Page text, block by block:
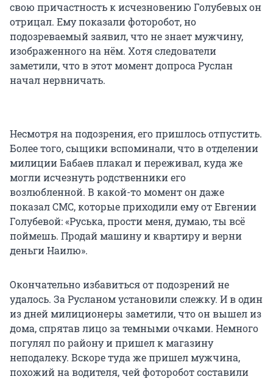
свою причастность к исчезновению Голубевых он
отрицал. Ему показали фоторобот, но
подозреваемый заявил, что не знает мужчину,
изображенного на нём. Хотя следователи
заметили, что в этот момент допроса Руслан
начал нервничать.
Несмотря на подозрения, его пришлось отпустить.
Более того, сыщики вспоминали, что в отделении
милиции Бабаев плакал и переживал, куда же
могли исчезнуть родственники его
возлюбленной. В какой-то момент он даже
показал СМС, которые приходили ему от Евгении
Голубевой: «Руська, прости меня, думаю, ты всё
поймешь. Продай машину и квартиру и верни
деньги Наилю».
Окончательно избавиться от подозрений не
удалось. За Русланом установили слежку. И в один
из дней милиционеры заметили, что он вышел из
дома, спрятав лицо за темными очками. Немного
погулял по району и пришел к магазину
неподалеку. Вскоре туда же пришел мужчина,
похожий на водителя, чей фоторобот составили